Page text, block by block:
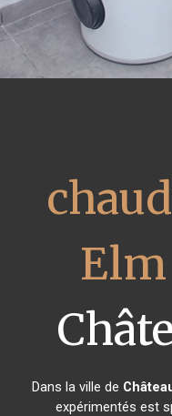
Dans la ville de
expérimentés est